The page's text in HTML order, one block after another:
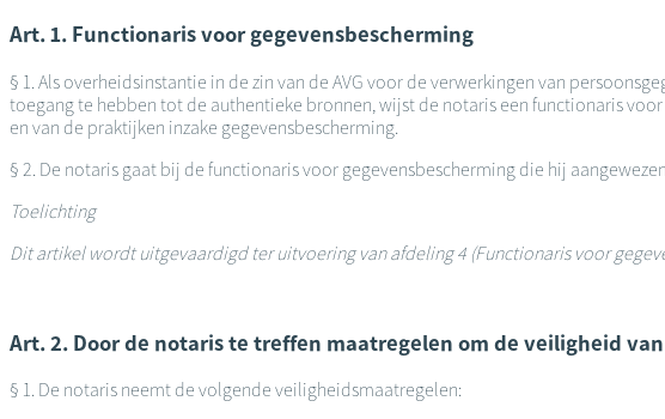
Art. 1. Functionaris voor gegevensbescherming
§ 1. Als overheidsinstantie in de zin van de AVG voor de verwerkingen van
toegang te hebben tot de authentieke bronnen, wijst de notaris een functionaris
en van de praktijken inzake gegevensbescherming.
§ 2. De notaris gaat bij de functionaris voor gegevensbescherming die hij
Toelichting
Dit artikel wordt uitgevaardigd ter uitvoering van afdeling 4 (Functionaris voor
Art. 2. Door de notaris te treffen maatregelen om de veiligheid
§ 1. De notaris neemt de volgende veiligheidsmaatregelen: